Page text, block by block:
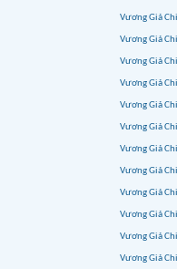
Vương Giả
Vương Giả
Vương Giả
Vương Giả
Vương Giả
Vương Giả
Vương Giả
Vương Giả
Vương Giả
Vương Giả
Vương Giả
Vương Giả